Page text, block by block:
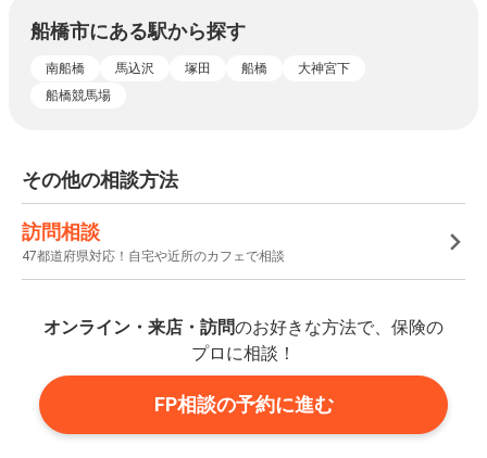
船橋市にある駅から探す
南船橋 馬込沢 塚田 船橋
大神宮下
船橋競馬場
その他の相談方法
訪問相談
47都道府県対応！自宅や近所のカフェで相談
オンライン・来店・訪問のお好きな方法で、保険の
プロに相談！
FP相談の予約に進む